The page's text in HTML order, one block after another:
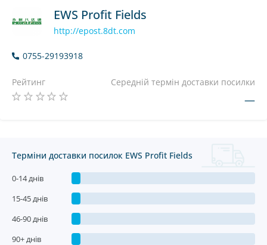
EWS Profit Fields
http://epost.8dt.com
0755-29193918
Рейтинг Середній термін доставки посилки
—
Терміни доставки посилок EWS Profit Fields
0-14 днів
15-45 днів
46-90 днів
90+ днів